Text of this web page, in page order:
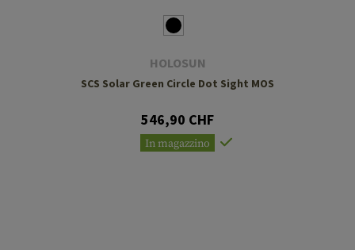
HOLOSUN
SCS Solar Green Circle Dot Sight MOS
546,90 CHF
In magazzino